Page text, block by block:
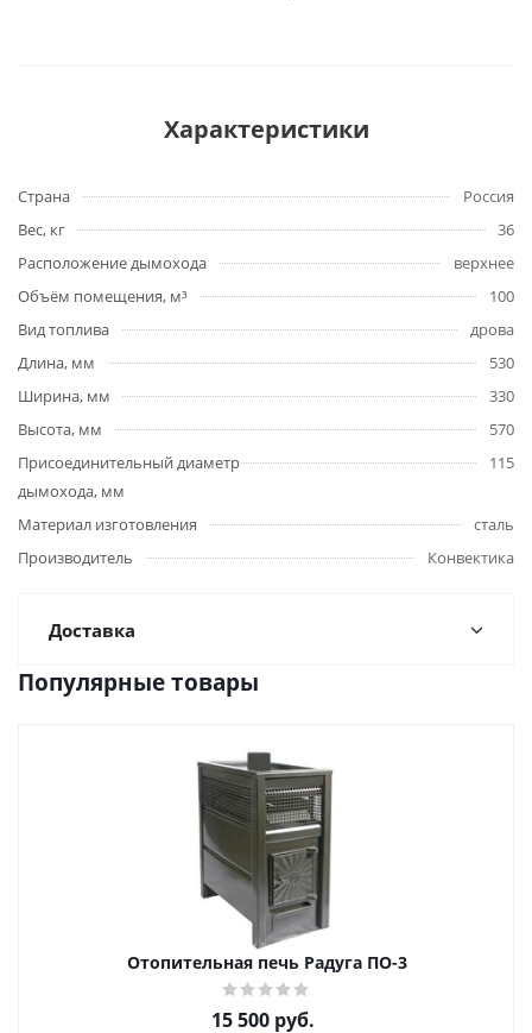
Характеристики
Страна
Россия
Вес, кг
36
Расположение дымохода
верхнее
Объём помещения, м³
100
Вид топлива
дрова
Длина, мм
530
Ширина, мм
330
Высота, мм
570
Присоединительный диаметр
дымохода, мм
115
Материал изготовления
сталь
Производитель
Конвектика
Доставка
Популярные товары
Отопительная печь Радуга ПО-3
15 500руб.